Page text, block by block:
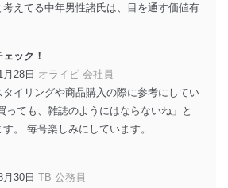
窓口
談及び苦情については以下までご連
応させていただきます。
ガジンサービス 個人情報問い合わせ
えてる中年男性諸氏は、目を通す価値有
ック！
月28日 オライビ 会社員
イリングや商品購入の際に参考にしてい
っても、雑誌のようにはならないね」と
。 毎号楽しみにしています。
月30日 TB 公務員